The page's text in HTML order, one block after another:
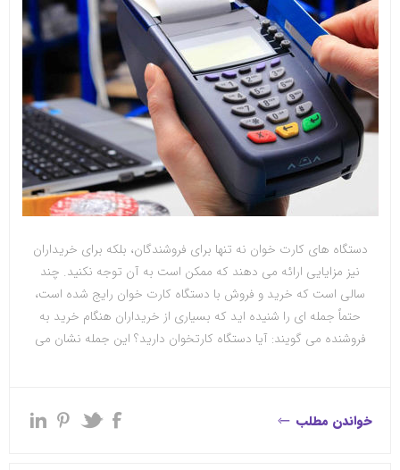
دستگاه های کارت خوان نه تنها برای فروشندگان، بلکه برای خریداران
نیز مزایایی ارائه می دهند که ممکن است به آن توجه نکنید. چند
سالی است که خرید و فروش با دستگاه کارت خوان رایج شده است،
حتماً جمله ای را شنیده اید که بسیاری از خریداران هنگام خرید به
فروشنده می گویند: آیا دستگاه کارتخوان دارید؟ این جمله نشان می
این مقاله از مزایای استفاده از دستگاه کارتخوان در هنگام خرید می
خواندن مطلب